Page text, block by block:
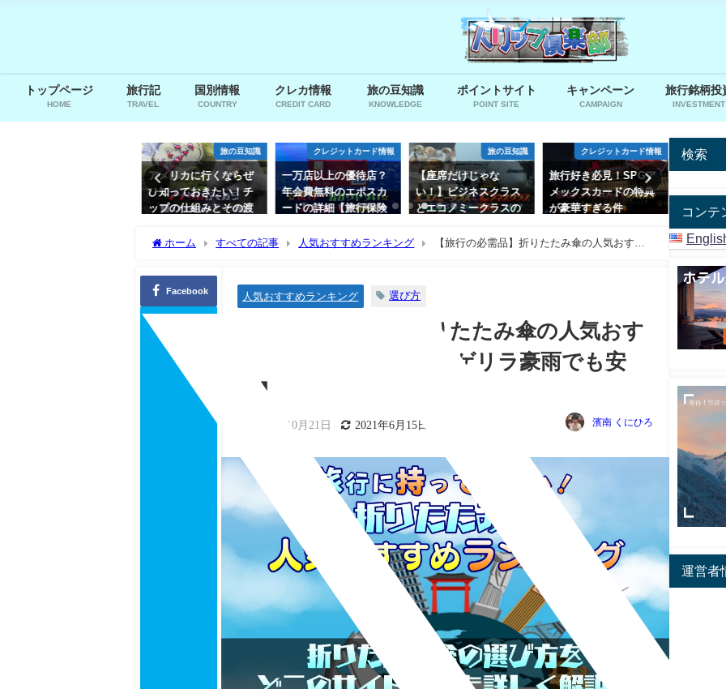
トップページ
HOME
旅行記
TRAVEL
国別情報
COUNTRY
クレカ情報
CREDIT CARD
旅の豆知識
KNOWLEDGE
ポイントサイト
POINT SITE
キャンペーン
CAMPAIGN
旅行銘柄投
INVESTMENT
旅の豆知識
アメリカに行くならぜ
ひ知っておきたい！チ
ップの仕組みとその渡
2020年6月29日
クレジットカード情報
一万店以上の優待店？
年会費無料のエポスカ
ードの詳細【旅行保険
2020年6月7日
旅の豆知識
【座席だけじゃな
い！】ビジネスクラス
とエコノミークラスの
2020年3月10日
クレジットカード情報
旅行好き必見！SPGア
メックスカードの特典
が豪華すぎる件
ルへ最
2019年11
ホーム すべての記事 人気おすすめランキング
【旅行の必需品】折りたたみ傘の人気おすす
Facebook
人気おすすめランキング 選び方
【旅行の必需品】折りたたみ傘の人気おす
すめランキング10選【ゲリラ豪雨でも安
心】
2020年10月21日 2021年6月15日 濱南 くにひろ
検索
コンテ
運営者